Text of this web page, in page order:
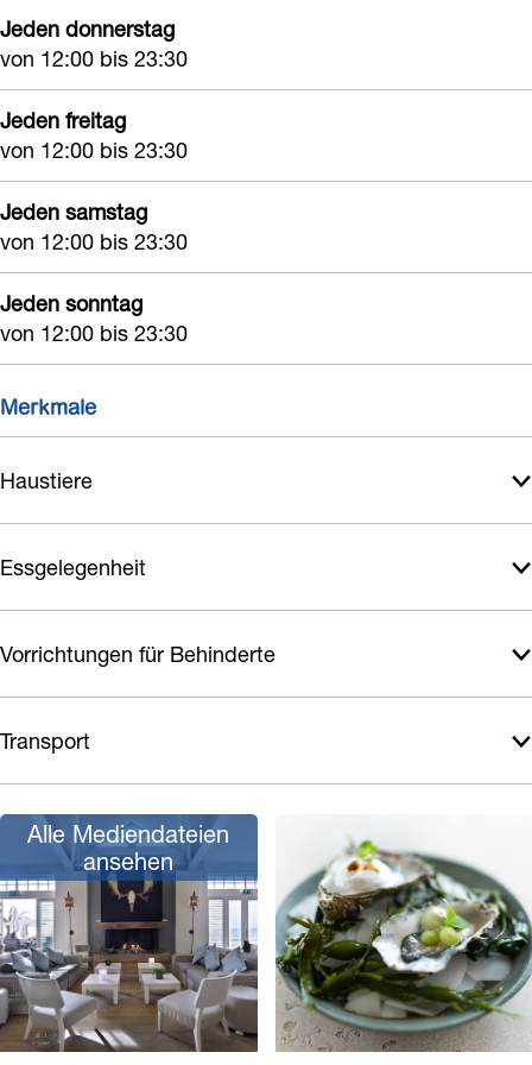
Jeden donnerstag
von 12:00 bis 23:30
Jeden freitag
von 12:00 bis 23:30
Jeden samstag
von 12:00 bis 23:30
Jeden sonntag
von 12:00 bis 23:30
Merkmale
Haustiere
Essgelegenheit
Vorrichtungen für Behinderte
Transport
Alle Mediendateien
ansehen